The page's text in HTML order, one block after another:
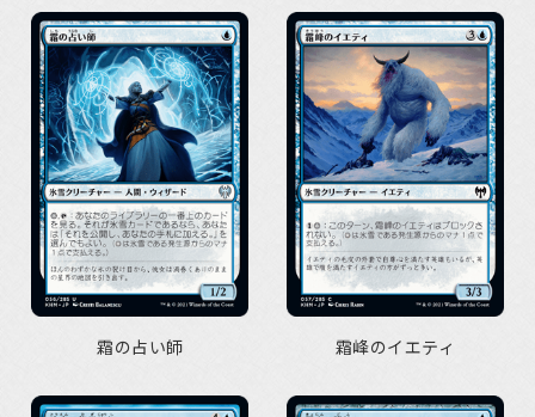
霜の占い師 霜峰のイエティ